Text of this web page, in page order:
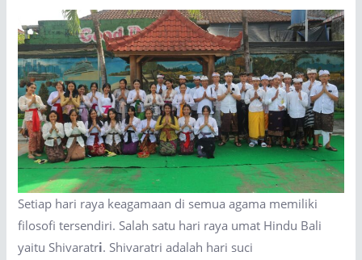
Setiap hari raya keagamaan di semua agama memiliki
filosofi tersendiri. Salah satu hari raya umat Hindu Bali
yaitu Shivaratri. Shivaratri adalah hari suci